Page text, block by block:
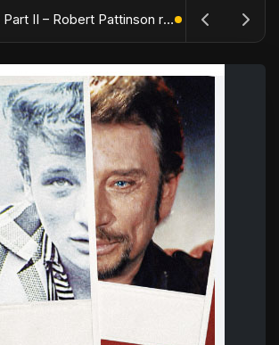
The Batman : Part II – Robert Pattinson replonge dans les ténèbres de Gotham dès octobre 2027